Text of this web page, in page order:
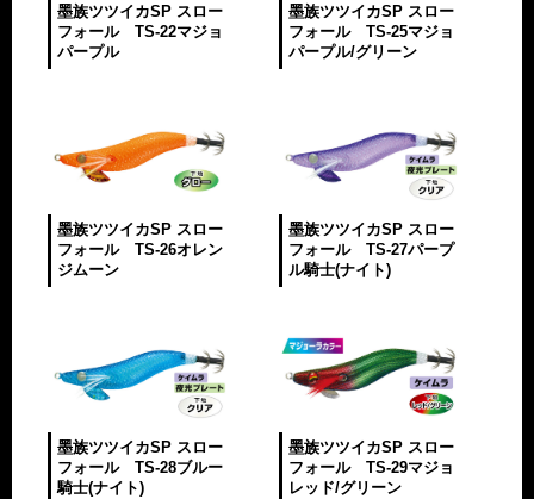
墨族ツツイカSP スロー
フォール TS-22マジョ
パープル
墨族ツツイカSP スロー
フォール TS-25マジョ
パープル/グリーン
墨族ツツイカSP スロー
フォール TS-26オレン
ジムーン
墨族ツツイカSP スロー
フォール TS-27パープ
ル騎士(ナイト)
墨族ツツイカSP スロー
フォール TS-28ブルー
騎士(ナイト)
墨族ツツイカSP スロー
フォール TS-29マジョ
レッド/グリーン